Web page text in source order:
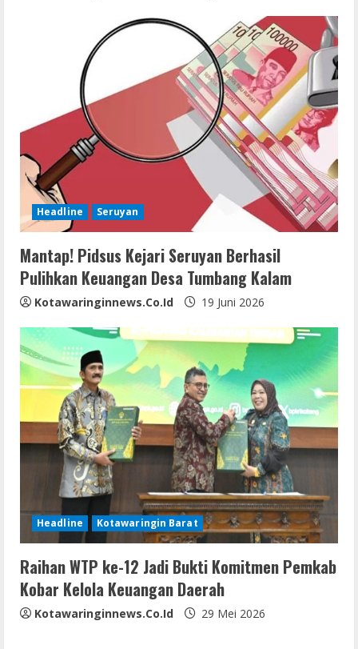
Headline Seruyan
Mantap! Pidsus Kejari Seruyan Berhasil
Pulihkan Keuangan Desa Tumbang Kalam
Kotawaringinnews.co.id 19 Juni 2026
Headline Kotawaringin Barat
Raihan WTP ke-12 Jadi Bukti Komitmen Pemkab
Kobar Kelola Keuangan Daerah
Kotawaringinnews.co.id 29 Mei 2026